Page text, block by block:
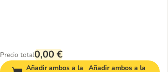
Precio total0,00 €
Añadir ambos a la
Añadir ambos a la